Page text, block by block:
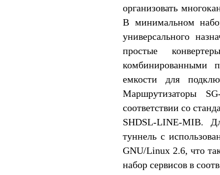
организовать
В минимальном
универсального
простые
комбинированными
емкости для
Маршрутизаторы
соответствии со
SHDSL-LINE-MIB.
туннель с
GNU/Linux 2.6, что
набор сервисов в